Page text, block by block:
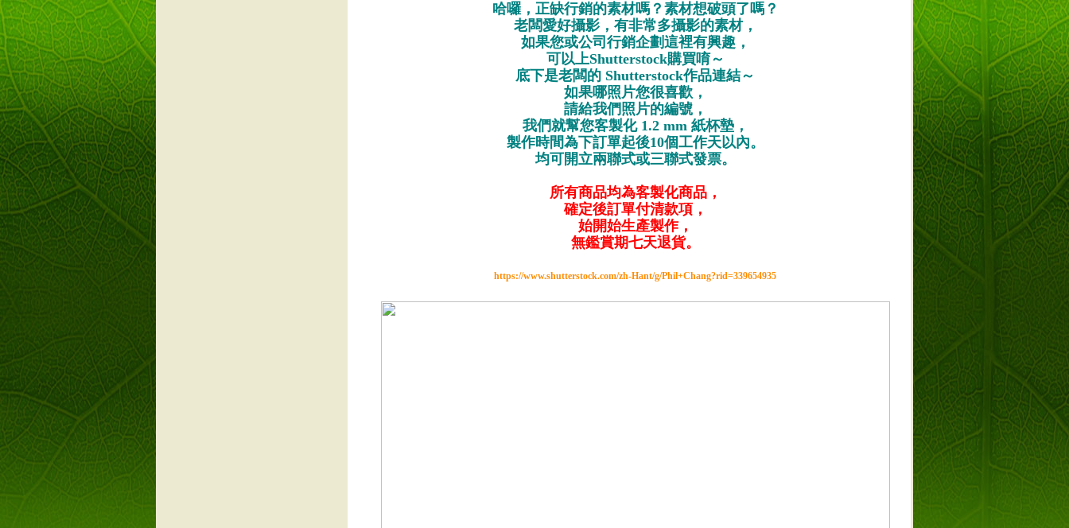
哈囉，正缺行銷的素材嗎？素材想破頭了嗎？
老闆愛好攝影，有非常多攝影的素材，
如果您或公司行銷企劃這裡有興趣，
可以上Shutterstock購買唷～
底下是老闆的 Shutterstock作品連結～
如果哪照片您很喜歡，
請給我們照片的編號，
我們就幫您客製化 1.2 mm 紙杯墊，
製作時間為下訂單起後10個工作天以內。
均可開立兩聯式或三聯式發票。
所有商品均為客製化商品，
確定後訂單付清款項，
始開始生產製作，
無鑑賞期七天退貨。
https://www.shutterstock.com/zh-Hant/g/Phil+Chang?rid=339654935